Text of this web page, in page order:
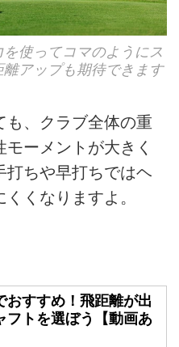
使ってコマのようにス
アップも期待できます
も、クラブ全体の重
ーメントが大きく
打ちや早打ちではヘ
くなりますよ。
おすすめ！飛距離が出
フトを選ぼう【動画あ